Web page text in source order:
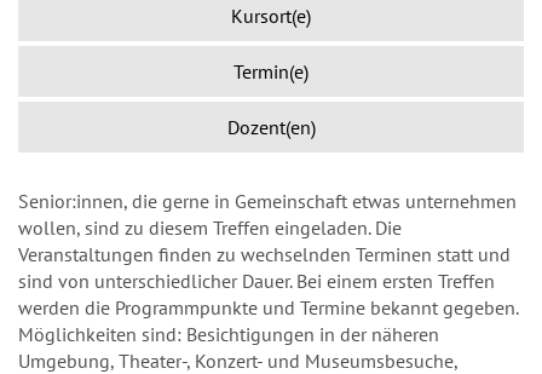
Kursort(e)
Termin(e)
Dozent(en)
Senior:innen, die gerne in Gemeinschaft etwas unternehmen
wollen, sind zu diesem Treffen eingeladen. Die
Veranstaltungen finden zu wechselnden Terminen statt und
sind von unterschiedlicher Dauer. Bei einem ersten Treffen
werden die Programmpunkte und Termine bekannt gegeben.
Möglichkeiten sind: Besichtigungen in der näheren
Umgebung, Theater-, Konzert- und Museumsbesuche,